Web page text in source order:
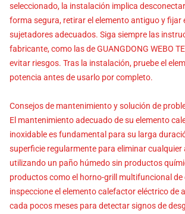
seleccionado, la instalación implica
forma segura, retirar el elemento antiguo y fijar
sujetadores adecuados. Siga siempre las
fabricante, como las de GUANGDONG WEBO
evitar riesgos. Tras la instalación, pruebe el
potencia antes de usarlo por completo.
Consejos de mantenimiento y solución de
El mantenimiento adecuado de su elemento
inoxidable es fundamental para su larga
superficie regularmente para eliminar cualquier
utilizando un paño húmedo sin productos
productos como el horno-grill multifuncional de
inspeccione el elemento calefactor eléctrico de
cada pocos meses para detectar signos de